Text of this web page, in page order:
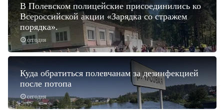
сегодня
В Полевском полицейские присоединились ко
Всероссийской акции «Зарядка со стражем
порядка».
сегодня
Куда обратиться полевчанам за дезинфекцией
после потопа